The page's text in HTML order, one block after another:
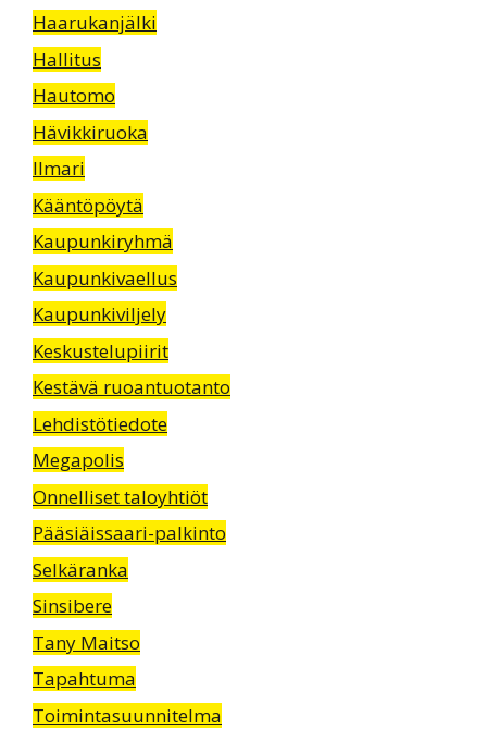
Haarukanjälki
Hallitus
Hautomo
Hävikkiruoka
Ilmari
Kääntöpöytä
Kaupunkiryhmä
Kaupunkivaellus
Kaupunkiviljely
Keskustelupiirit
Kestävä ruoantuotanto
Lehdistötiedote
Megapolis
Onnelliset taloyhtiöt
Pääsiäissaari-palkinto
Selkäranka
Sinsibere
Tany Maitso
Tapahtuma
Toimintasuunnitelma